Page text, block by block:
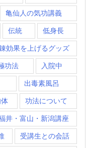
亀仙人の気功講義
伝統 低身長
効果を上げるグッズ
功法 入院中
出毒素風呂
功法について
・富山・新潟講座
受講生との会話